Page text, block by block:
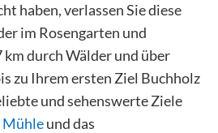
haben, verlassen Sie diese
im Rosengarten und
durch Wälder und über
zu Ihrem ersten Ziel Buchholz
und sehenswerte Ziele
und das